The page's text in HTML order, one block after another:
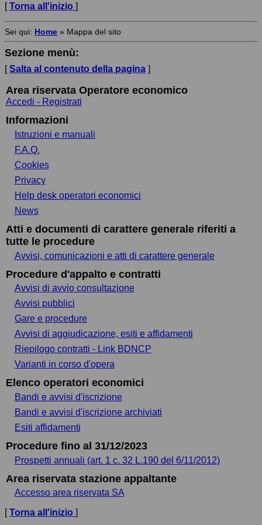
[Torna all'inizio ]
Sei qui: Home » Mappa del sito
Sezione menù:
[Salta al contenuto della pagina ]
Area riservata Operatore economico
Accedi - Registrati
Informazioni
Istruzioni e manuali
F.A.Q.
Cookies
Privacy
Help desk operatori economici
News
Atti e documenti di carattere generale riferiti a
tutte le procedure
Avvisi, comunicazioni e atti di carattere generale
Procedure d'appalto e contratti
Avvisi di avvio consultazione
Avvisi pubblici
Gare e procedure
Avvisi di aggiudicazione, esiti e affidamenti
Riepilogo contratti - Link BDNCP
Varianti in corso d'opera
Elenco operatori economici
Bandi e avvisi d'iscrizione
Bandi e avvisi d'iscrizione archiviati
Esiti affidamenti
Procedure fino al 31/12/2023
Prospetti annuali (art. 1 c. 32 L.190 del 6/11/2012)
Area riservata stazione appaltante
Accesso area riservata SA
[Torna all'inizio ]